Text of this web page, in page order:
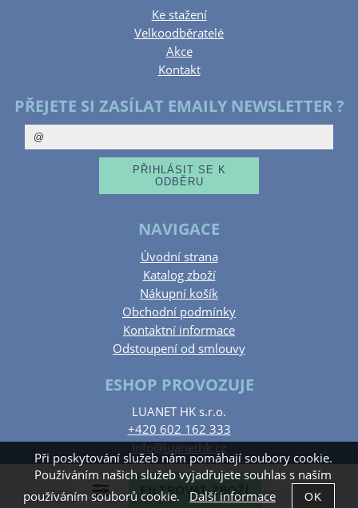
Ke stažení
Velkoodběratelé
Akce
Kontakt
PŘEJETE SI ZASÍLAT EMAILY NEWSLETTER ?
NAVIGACE
Úvodní strana
Katalog zboží
Nákupní košík
Obchodní podmínky
Kontaktní informace
Odstoupení od smlouvy
ESHOP PROVOZUJE
LUANET HK s.r.o.
+420 602 162 333
info@luanethk.cz
www.brusivohk.cz , provozováno na systému
tvorba e-
shopuaoptimalizace e-shopuShop5.cz
Při poskytování služeb nám pomáhají soubory cookie.
Používáním našich služeb vyjadřujete souhlas s naším
používáním souborů cookie.Další informace